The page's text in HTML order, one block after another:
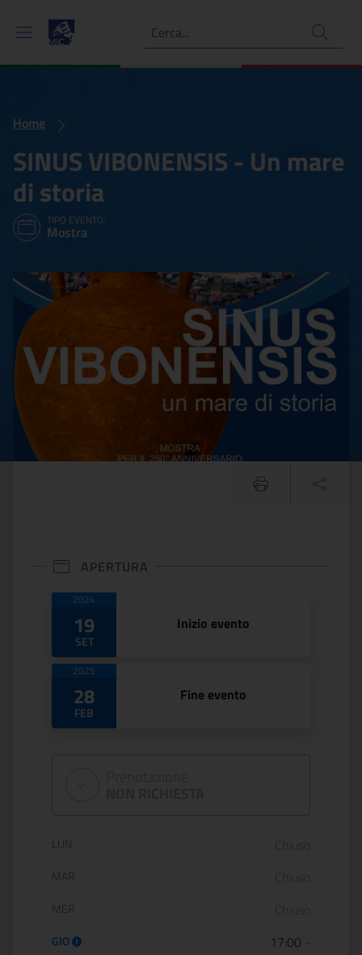
Ricerca
Home
SINUS VIBONENSIS - Un mare
di storia
TIPO EVENTO:
Mostra
SINUS VIBONENSIS - Un
APERTURA
Date di apertura
2024
19
SET
Inizio evento
2025
28
FEB
Fine evento
Orario di apertura:
LUN
MAR
MER
GIO 17:00